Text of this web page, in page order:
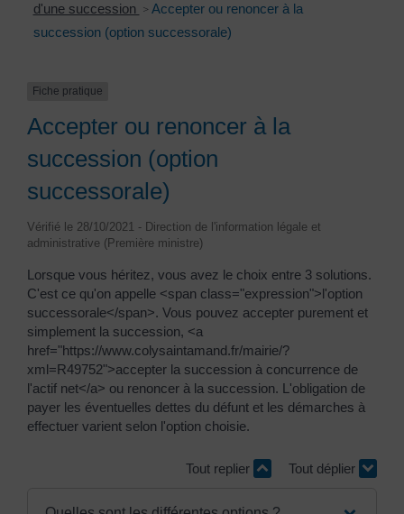
d'une succession > Accepter ou renoncer à la
succession (option successorale)
Fiche pratique
Accepter ou renoncer à la
succession (option
successorale)
Vérifié le 28/10/2021 - Direction de l'information légale et
administrative (Première ministre)
Lorsque vous héritez, vous avez le choix entre 3 solutions.
C'est ce qu'on appelle <span class="expression">l'option
successorale</span>. Vous pouvez accepter purement et
simplement la succession, <a
href="https://www.colysaintamand.fr/mairie/?
xml=R49752">accepter la succession à concurrence de
l'actif net</a> ou renoncer à la succession. L'obligation de
payer les éventuelles dettes du défunt et les démarches à
effectuer varient selon l'option choisie.
Tout replier Tout déplier